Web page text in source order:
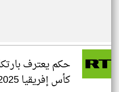
حكم يعترف
كأس إفريقيا 2025